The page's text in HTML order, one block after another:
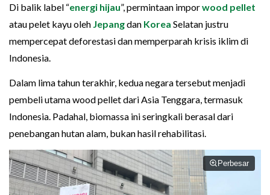
Di balik label “energi hijau”, permintaan imporwood pellet
atau pelet kayu oleh Jepangdan Korea Selatan justru
mempercepat deforestasi dan memperparah krisis iklim di
Indonesia.
Dalam lima tahun terakhir, kedua negara tersebut menjadi
pembeli utama wood pellet dari Asia Tenggara, termasuk
Indonesia. Padahal, biomassa ini seringkali berasal dari
penebangan hutan alam, bukan hasil rehabilitasi.
Perbesar